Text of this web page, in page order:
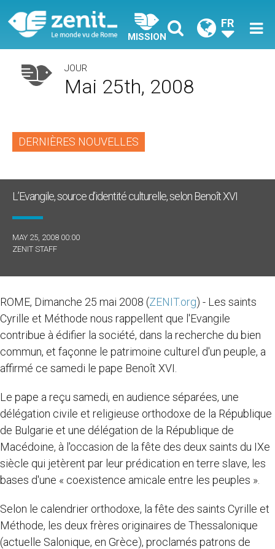
MISSION
FR
JOUR
Mai 25th, 2008
DERNIÈRES NOUVELLES
L’Evangile, source d’identité culturelle, selon Benoît XVI
MAY 25, 2008 00:00
ZENIT STAFF
ROME, Dimanche 25 mai 2008 (ZENIT.org) - Les saints
Cyrille et Méthode nous rappellent que l'Evangile
contribue à édifier la société, dans la recherche du bien
commun, et façonne le patrimoine culturel d'un peuple, a
affirmé ce samedi le pape Benoît XVI.
Le pape a reçu samedi, en audience séparées, une
délégation civile et religieuse orthodoxe de la République
de Bulgarie et une délégation de la République de
Macédoine, à l'occasion de la fête des deux saints du IXe
siècle qui jetèrent par leur prédication en terre slave, les
bases d'une « coexistence amicale entre les peuples ».
Selon le calendrier orthodoxe, la fête des saints Cyrille et
Méthode, les deux frères originaires de Thessalonique
(actuelle Salonique, en Grèce), proclamés patrons de